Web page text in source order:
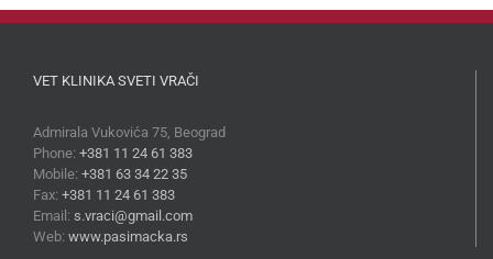
VET KLINIKA SVETI VRAČI
Admirala Vukovića 75, Beograd
Phone: +381 11 24 61 383
Mobile: +381 63 34 22 35
Fax: +381 11 24 61 383
Email: s.vraci@gmail.com
Web: www.pasimacka.rs